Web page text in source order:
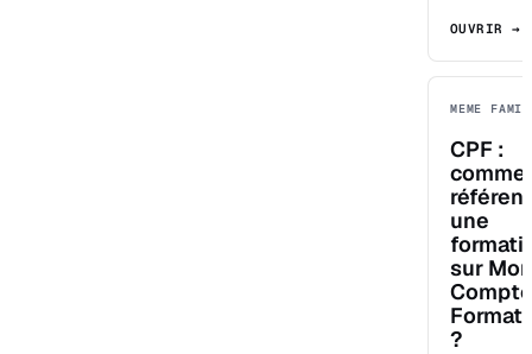
OUVRIR →
MEME
CPF :
une
sur Mon
Compte
?